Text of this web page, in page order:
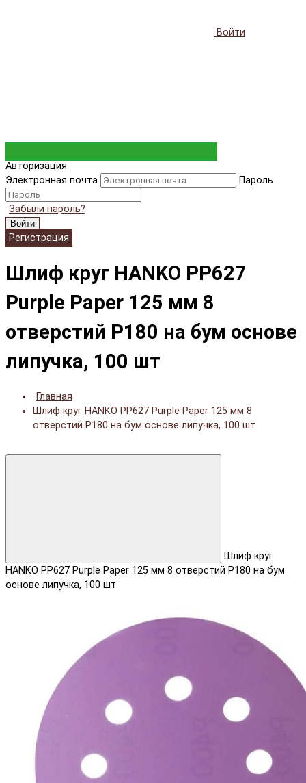
Войти
Авторизация
Электронная почта
Пароль
Забыли пароль?
Войти
Регистрация
Шлиф круг HANKO PP627
Purple Paper 125 мм 8
отверстий Р180 на бум основе
липучка, 100 шт
Главная
Шлиф круг HANKO PP627 Purple Paper 125 мм 8
отверстий Р180 на бум основе липучка, 100 шт
Шлиф круг
HANKO PP627 Purple Paper 125 мм 8 отверстий Р180 на бум
основе липучка, 100 шт